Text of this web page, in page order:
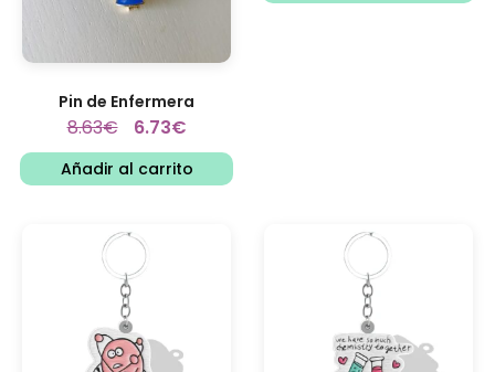
Pin de Enfermera
8.63€ 6.73€
Añadir al carrito